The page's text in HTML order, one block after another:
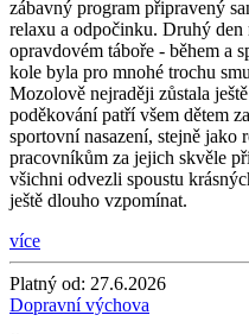
zábavný program připravený
relaxu a odpočinku. Druhý den
opravdovém táboře - během a
kole byla pro mnohé trochu
Mozolově nejraději zůstala
poděkování patří všem dětem
sportovní nasazení, stejně jako
pracovníkům za jejich skvěle
všichni odvezli spoustu
ještě dlouho vzpomínat.
více
Platný od: 27.6.2026
Dopravní výchova